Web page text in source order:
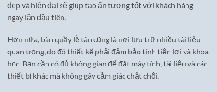
đẹp và hiện đại sẽ giúp tạo ấn tượng tốt với khách hàng
ngay lần đầu tiên.
Hơn nữa, bàn quầy lễ tân cũng là nơi lưu trữ nhiều tài liệu
quan trọng, do đó thiết kế phải đảm bảo tính tiện lợi và khoa
học. Bạn cần có đủ không gian để đặt máy tính, tài liệu và các
thiết bị khác mà không gây cảm giác chật chội.